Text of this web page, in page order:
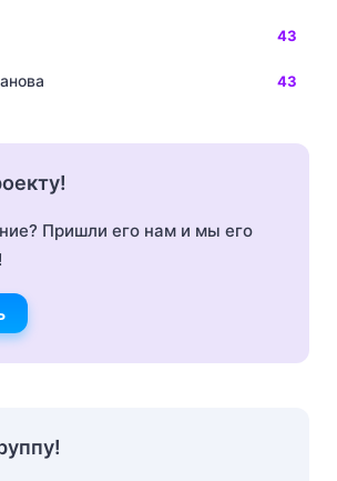
43
43
Пришли его нам и мы его